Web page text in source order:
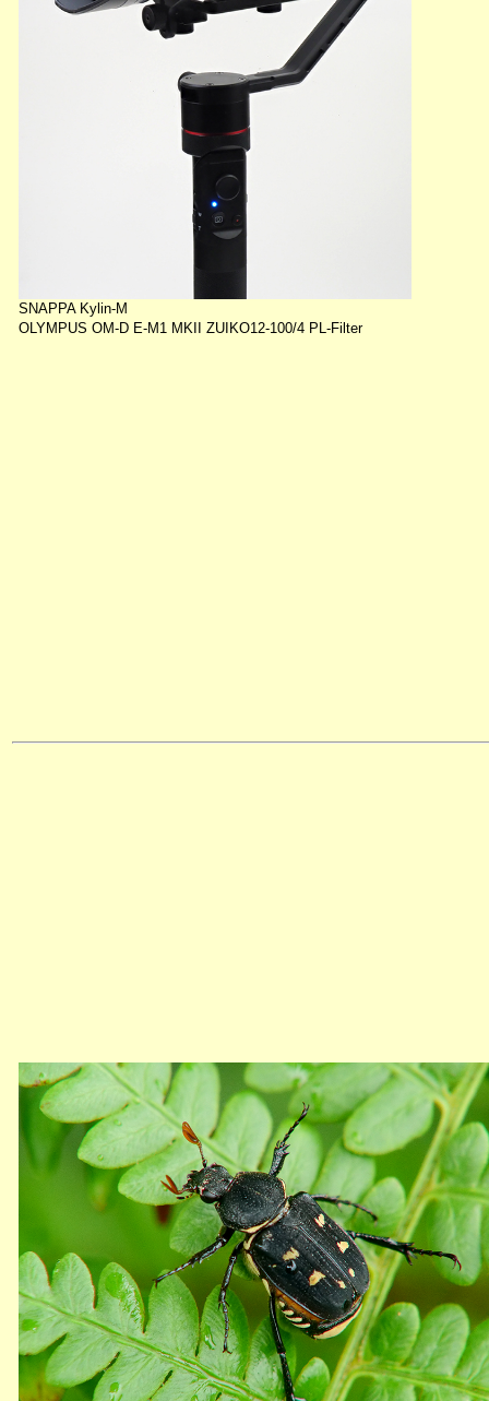
SNAPPA Kylin-M
OLYMPUS OM-D E-M1 MKII ZUIKO12-100/4 PL-Filter